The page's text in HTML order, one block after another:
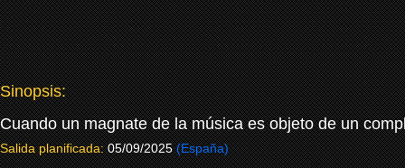
Sinopsis:
Cuando un magnate de la música es objeto de un
Salida planificada:05/09/2025 (España)